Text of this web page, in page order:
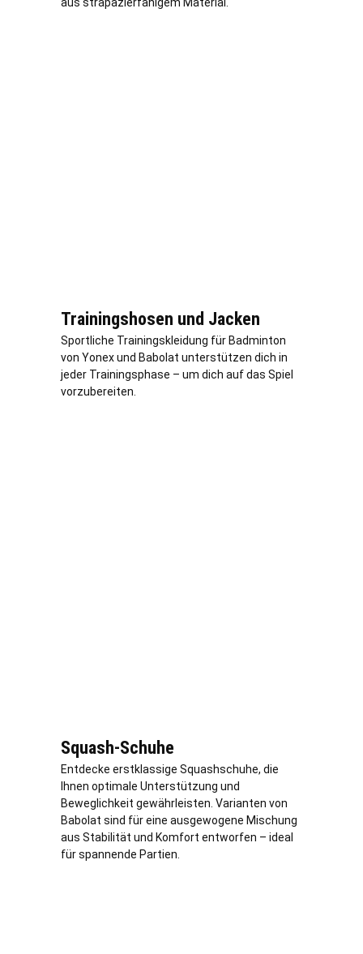
Trainingshosen und Jacken
Sportliche Trainingskleidung für Badminton
von Yonex und Babolat unterstützen dich in
jeder Trainingsphase – um dich auf das Spiel
vorzubereiten.
Squash-Schuhe
Entdecke erstklassige Squashschuhe, die
Ihnen optimale Unterstützung und
Beweglichkeit gewährleisten. Varianten von
Babolat sind für eine ausgewogene Mischung
aus Stabilität und Komfort entworfen – ideal
für spannende Partien.